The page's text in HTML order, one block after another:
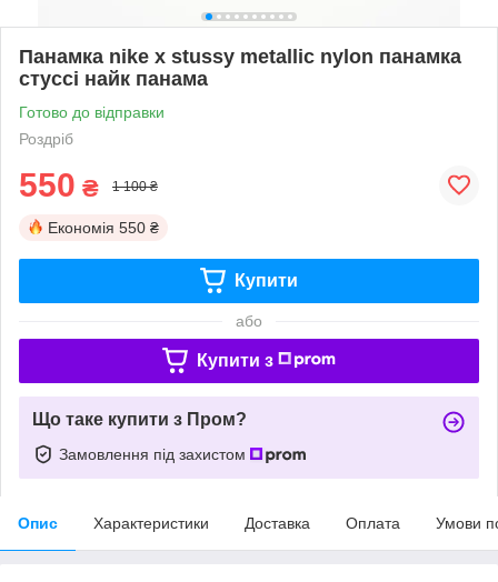
Панамка nike х stussy metallic nylon панамка
стуссі найк панама
Готово до відправки
Роздріб
550 ₴ 1 100 ₴
Економія 550 ₴
Купити
або
Купити з
Що таке купити з Пром?
Замовлення під захистом
Опис Характеристики Доставка Оплата Умови